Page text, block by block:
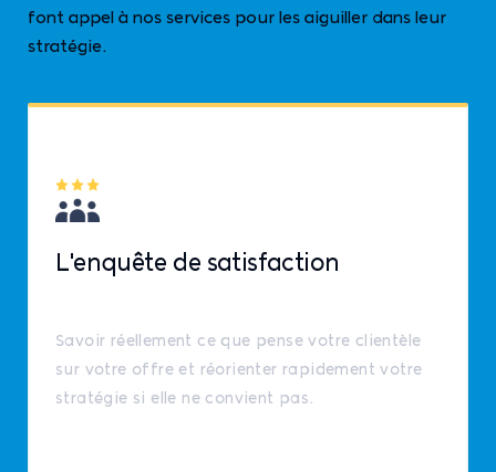
font appel à nos services pour les aiguiller dans leur
stratégie.
L'enquête de satisfaction
Savoir réellement ce que pense votre clientèle
sur votre offre et réorienter rapidement votre
stratégie si elle ne convient pas.